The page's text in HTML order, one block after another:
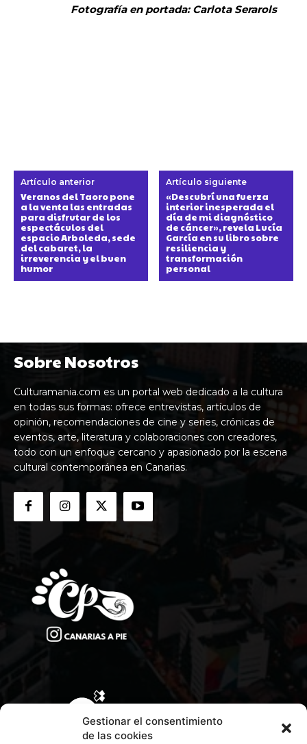
Gestionar el consentimiento
de las cookies
Fotografía en portada: Carlota Serarols
Artículo anterior
Veranos del Taoro pone
a la venta las entradas
para disfrutar de los
espectáculos del
espacio Arboleda, sede
del cabaret, la
irreverencia y el buen
humor
Artículo siguiente
«Descubrí una fuerza
interior inesperada el
día de mi diagnóstico
de cáncer», revela Lucía
García en su libro sobre
resiliencia y
transformación
personal
Sobre Nosotros
Culturamania.com es un portal web dedicado a la cultura
en todas sus formas: ofrece entrevistas, artículos de
opinión, recomendaciones de cine y series, crónicas de
eventos, arte, literatura y colaboraciones con creadores,
todo con un enfoque cercano y apasionado por la escena
cultural contemporánea en Canarias.